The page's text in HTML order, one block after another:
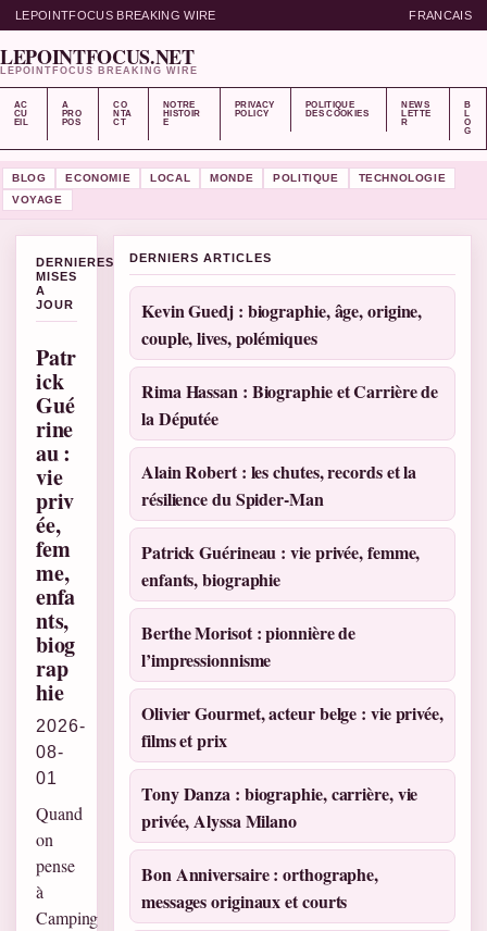
LEPOINTFOCUS BREAKING WIRE FRANCAIS
LEPOINTFOCUS.NET
LEPOINTFOCUS BREAKING WIRE
AC
CU
EIL
A
PRO
POS
CO
NTA
CT
NOTRE
HISTOIR
E
PRIVACY
POLICY
POLITIQUE
DES COOKIES
NEWS
LETTE
R
B
L
O
G
BLOG ECONOMIE LOCAL MONDE POLITIQUE
TECHNOLOGIE
VOYAGE
DERNIERES
MISES
A
JOUR
Patr
ick
Gué
rine
au :
vie
priv
ée,
fem
me,
enfa
nts,
biog
rap
hie
2026-
08-
01
Quand
on
pense
à
Camping
DERNIERS ARTICLES
Kevin Guedj : biographie, âge, origine,
couple, lives, polémiques
Rima Hassan : Biographie et Carrière de
la Députée
Alain Robert : les chutes, records et la
résilience du Spider-Man
Patrick Guérineau : vie privée, femme,
enfants, biographie
Berthe Morisot : pionnière de
l’impressionnisme
Olivier Gourmet, acteur belge : vie privée,
films et prix
Tony Danza : biographie, carrière, vie
privée, Alyssa Milano
Bon Anniversaire : orthographe,
messages originaux et courts